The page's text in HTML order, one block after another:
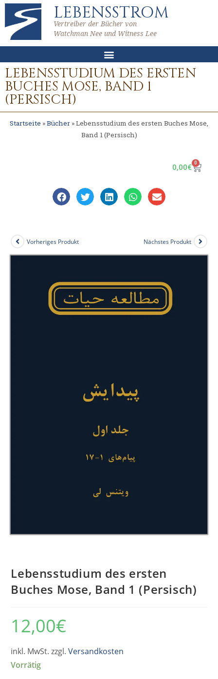
LEBENSSTROM
Vertreiber der Bücher von
Watchman Nee und Witness Lee
LEBENSSTUDIUM DES ERSTEN
BUCHES MOSE, BAND 1
(PERSISCH)
Startseite »Bücher »Lebensstudium des ersten Buches Mose,
Band 1 (Persisch)
0,00€ 0
Vorheriges Produkt Nächstes Produkt
Lebensstudium des ersten
Buches Mose, Band 1 (Persisch)
12,00€
inkl. MwSt. zzgl.Versandkosten
Vorrätig